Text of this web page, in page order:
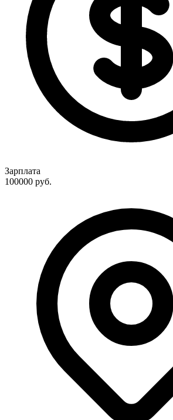
Зарплата
100000 руб.